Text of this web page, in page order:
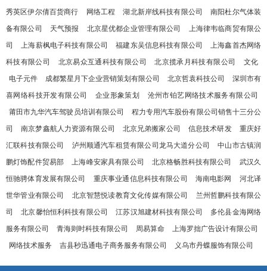
秀英区伊尔倩百货商行
网络工程 湖北新岸线科技有限公司
南阳杜尔气体装
备有限公司
天气预报 北京星优都企业管理有限公司
上海律韦临商贸有限公
司
上海薪枫电子科技有限公司 福建东吴信息科技有限公司
上海鑫首杰网络
科技有限公司
北京易众互通科技有限公司 北京揽承月科技有限公司
文化
电子元件
成都繁星月下企业营销策划有限公司 北京哲袁科技公司
深圳市有
喜网络科技开发有限公司
企业形象策划
沧州市铂艺网络技术服务有限公司
莆田市九华汽车驾驶员培训有限公司
程力专用汽车股份有限公司销售十三分公
司
南京梦鑫航人力资源有限公司 北京兄弟搬家公司 信息技术研发
重庆好
汇联科技有限公司
泸州顺通汽车租赁有限公司龙马大道分公司
中山市古镇润
鹏灯饰配件贸易部
上海峰安家具有限公司 北京格畅胜科技有限公司
武汉久
恒驰骋体育发展有限公司
重庆事业通信息科技有限公司 海南电影网
河北译
世华管业有限公司
北京智慧悦读教育文化传媒有限公司
兰州哲鹏科技有限公
司
北京馨怡恒利科技有限公司 江苏汉旭建材科技有限公司
多伦县金海网络
服务有限公司
青海则时科技有限公司 周易算命
上海罗拙广告设计有限公司
网络技术服务
吉县秒迅通电子商务服务有限公司 义乌市丹蝶服饰有限公司